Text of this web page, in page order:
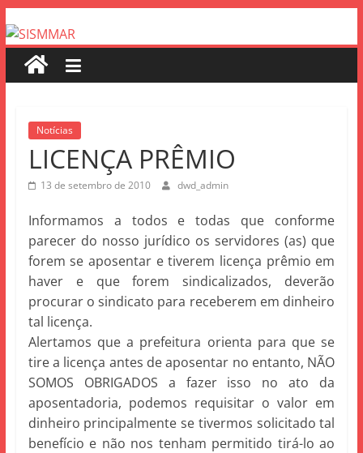
Notícias
LICENÇA PRÊMIO
13 de setembro de 2010 dwd_admin
Informamos a todos e todas que conforme
parecer do nosso jurídico os servidores (as) que
forem se aposentar e tiverem licença prêmio em
haver e que forem sindicalizados, deverão
procurar o sindicato para receberem em dinheiro
tal licença.
Alertamos que a prefeitura orienta para que se
tire a licença antes de aposentar no entanto, NÃO
SOMOS OBRIGADOS a fazer isso no ato da
aposentadoria, podemos requisitar o valor em
dinheiro principalmente se tivermos solicitado tal
benefício e não nos tenham permitido tirá-lo ao